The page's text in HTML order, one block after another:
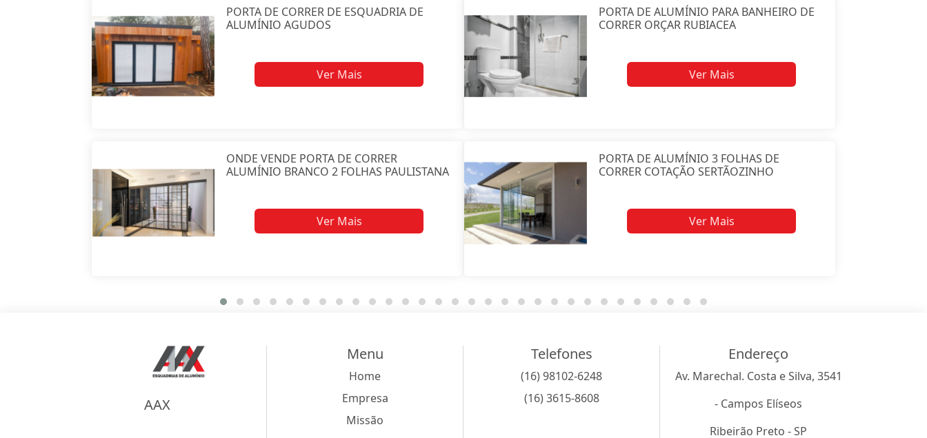
PORTA DE CORRER DE ESQUADRIA DE
ALUMÍNIO AGUDOS
Ver Mais
PORTA DE ALUMÍNIO PARA BANHEIRO DE
CORRER ORÇAR RUBIACEA
Ver Mais
ONDE VENDE PORTA DE CORRER
ALUMÍNIO BRANCO 2 FOLHAS PAULISTANA
Ver Mais
PORTA DE ALUMÍNIO 3 FOLHAS DE
CORRER COTAÇÃO SERTÃOZINHO
Ver Mais
AAX
Menu
Home
Empresa
Missão
Telefones
(16) 98102-6248
(16) 3615-8608
Endereço
Av. Marechal. Costa e Silva, 3541
- Campos Elíseos
Ribeirão Preto - SP